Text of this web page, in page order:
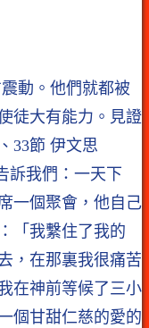
動。他們就都被
徒大有能力。見證
33節 伊文思
訴我們：一天下
一個聚會，他自己
「我繫住了我的
，在那裏我很痛苦
在神前等候了三小
個甘甜仁慈的愛的